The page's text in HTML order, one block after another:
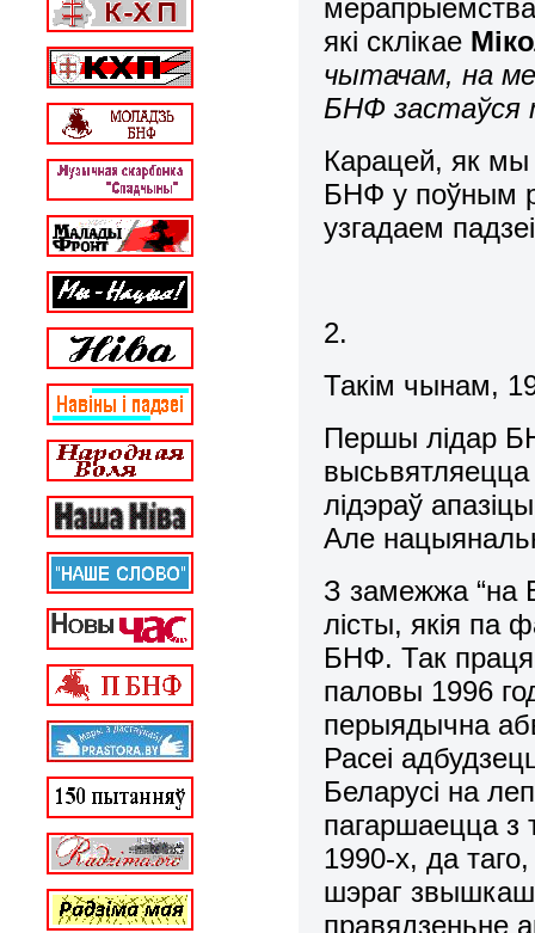
які склікае
чытачам, на
БНФ застаўся
Карацей, як мы
БНФ у поўным
узгадаем
2.
Такім чынам,
Першы лідар
лідэраў
Але
З замежжа “на
лісты, якія па
БНФ. Так
паловы 1996
перыядычна
Расеі
Беларусі на
пагаршаецца з
1990-х, да
шэраг
правядзеньне